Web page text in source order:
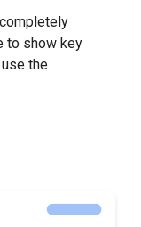
to show key
the